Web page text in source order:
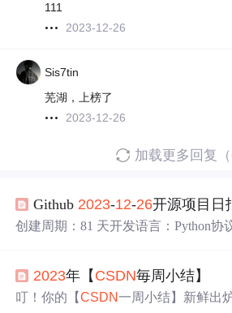
111
2023-12-26
Sis7tin
芜湖，上榜了
2023-12-26
加载更多回复（
Github 2023-12-26开源项目日
创建周期：81 天开发语言：Python协
m/apple/ml-ferret.git该软件项目与一篇
提供项目的简要描述。
2023年【 CSDN毎周小结】
叮！你的【CSDN一周小结】新鲜出